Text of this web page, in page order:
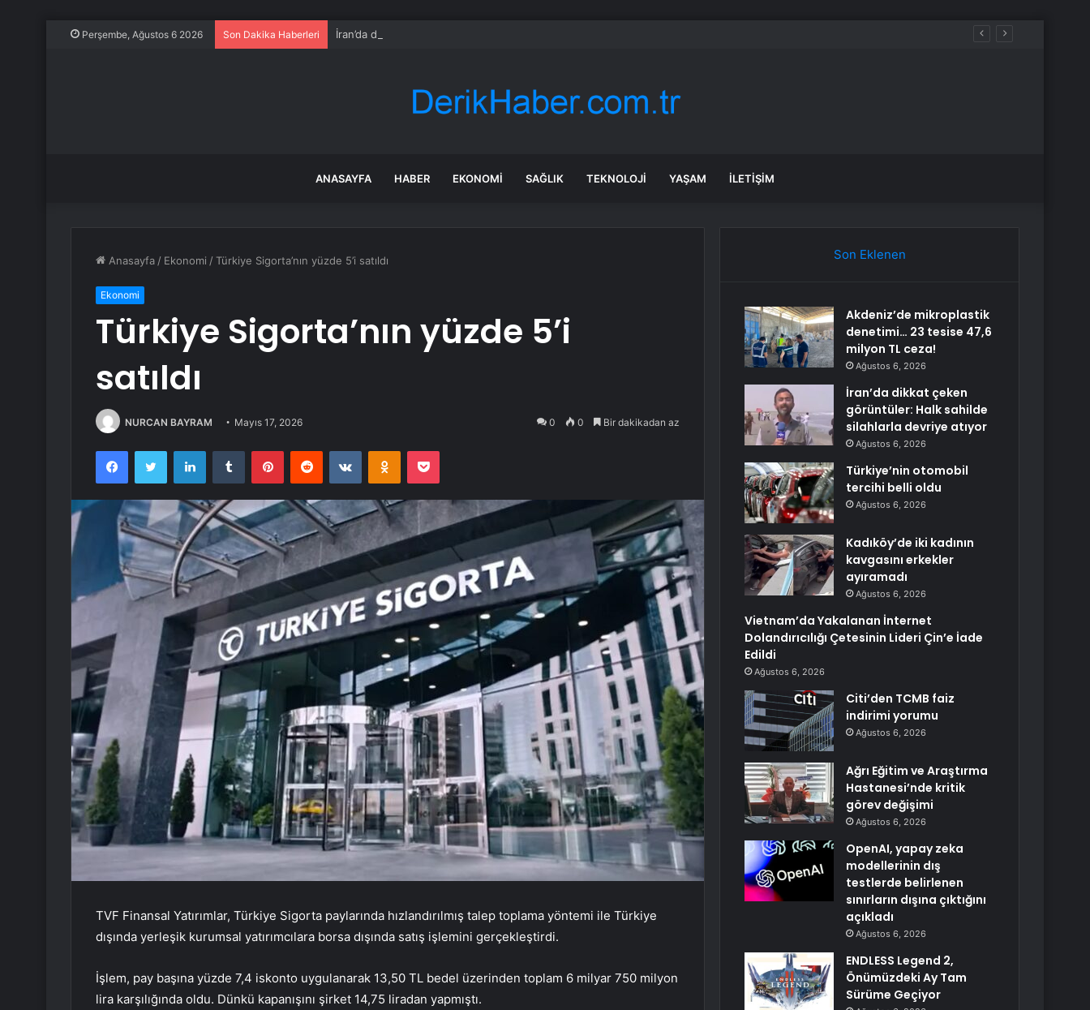
Perşembe, Ağustos 6 2026 Son Dakika Haberleri İran’da dikkat çeken görüntüler: Halk sahilde silahlarla devriye atıyor
ANASAYFA HABER EKONOMI SAĞLIK TEKNOLOJI YAŞAM İLETIŞIM
Anasayfa / Ekonomi /Türkiye Sigorta’nın yüzde 5’i satıldı
Ekonomi
Türkiye Sigorta’nın yüzde 5’i
satıldı
NURCAN BAYRAM Mayıs 17, 2026 0 0 Bir dakikadan az
FacebookTwitter LinkedInTumblr PinterestReddit VKontakteOdnoklassniki
Pocket
TVF Finansal Yatırımlar, Türkiye Sigorta paylarında hızlandırılmış talep toplama yöntemi ile Türkiye
dışında yerleşik kurumsal yatırımcılara borsa dışında satış işlemini gerçekleştirdi.
İşlem, pay başına yüzde 7,4 iskonto uygulanarak 13,50 TL bedel üzerinden toplam 6 milyar 750 milyon
lira karşılığında oldu. Dünkü kapanışını şirket 14,75 liradan yapmıştı.
Son Eklenen
Akdeniz’de mikroplastik
denetimi… 23 tesise 47,6
milyon TL ceza!
Ağustos 6, 2026
İran’da dikkat çeken
görüntüler: Halk sahilde
silahlarla devriye atıyor
Ağustos 6, 2026
Türkiye’nin otomobil
tercihi belli oldu
Ağustos 6, 2026
Kadıköy’de iki kadının
kavgasını erkekler
ayıramadı
Ağustos 6, 2026
Vietnam’da Yakalanan İnternet
Dolandırıcılığı Çetesinin Lideri Çin’e İade
Edildi
Ağustos 6, 2026
Citi’den TCMB faiz
indirimi yorumu
Ağustos 6, 2026
Ağrı Eğitim ve Araştırma
Hastanesi’nde kritik
görev değişimi
Ağustos 6, 2026
OpenAI, yapay zeka
modellerinin dış
testlerde belirlenen
sınırların dışına çıktığını
açıkladı
Ağustos 6, 2026
ENDLESS Legend 2,
Önümüzdeki Ay Tam
Sürüme Geçiyor